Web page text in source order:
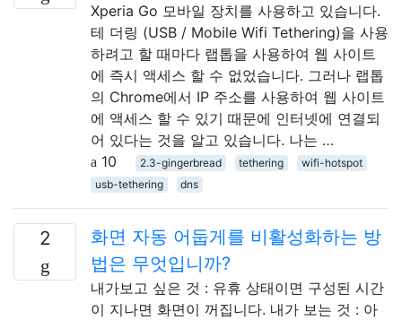
Xperia Go 모바일 장치를 사용하고 있습니다.
테 더링 (USB / Mobile Wifi Tethering)을 사용
하려고 할 때마다 랩톱을 사용하여 웹 사이트
에 즉시 액세스 할 수 없었습니다. 그러나 랩톱
의 Chrome에서 IP 주소를 사용하여 웹 사이트
에 액세스 할 수 있기 때문에 인터넷에 연결되
어 있다는 것을 알고 있습니다. 나는 …
10
2.3-gingerbread tethering
wifi-hotspot
usb-tethering
dns
2
화면 자동 어둡게를 비활성화하는 방
법은 무엇입니까?
내가보고 싶은 것 : 유휴 상태이면 구성된 시간
이 지나면 화면이 꺼집니다. 내가 보는 것 : 아